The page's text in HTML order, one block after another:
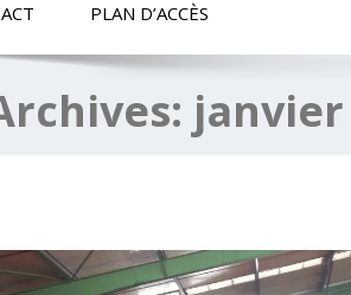
PLAN D’ACCÈS
janvier